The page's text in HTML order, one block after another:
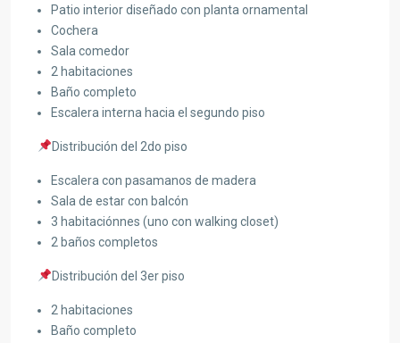
Patio interior diseñado con planta ornamental
Cochera
Sala comedor
2 habitaciones
Baño completo
Escalera interna hacia el segundo piso
Distribución del 2do piso
Escalera con pasamanos de madera
Sala de estar con balcón
3 habitaciónnes (uno con walking closet)
2 baños completos
Distribución del 3er piso
2 habitaciones
Baño completo